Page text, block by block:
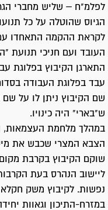
לפלמ"ח – שליש מחברי
הגיוס שהוטלה על כל
לקראת ההקמה התאחדו עם
העובד ועם חניכי תנועת
התארגן הקיבוץ בפלוגת
עבד בפלוגת העבודה
שם הקיבוץ ניתן לו על שם
ש"בארי" היה כינויו.
במהלך מלחמת העצמאות,
הצבא המצרי שכבש את
שוקם הקיבוץ בקרבת
נפשות. לקיבוץ משק
במזרח-התיכון וגאוות